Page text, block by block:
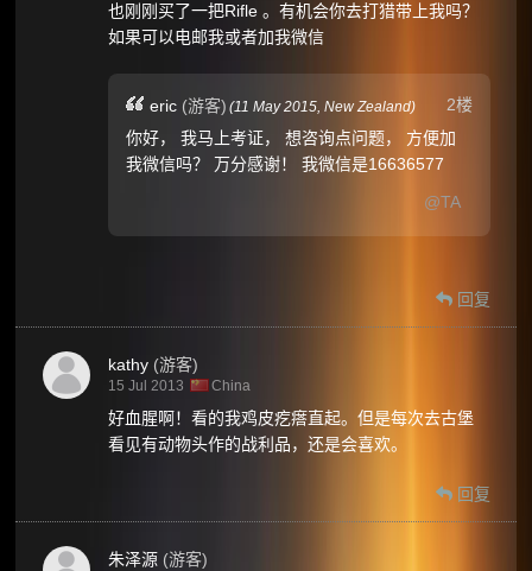
也刚刚买了一把Rifle 。有机会你去打猎带上我吗？
如果可以电邮我或者加我微信
2楼
eric (游客) (11 May 2015,New Zealand)
你好， 我马上考证， 想咨询点问题， 方便加
我微信吗？ 万分感谢！ 我微信是16636577
@TA
回复
kathy (游客)
15 Jul 2013 China
好血腥啊！看的我鸡皮疙瘩直起。但是每次去古堡
看见有动物头作的战利品，还是会喜欢。
回复
朱泽源 (游客)